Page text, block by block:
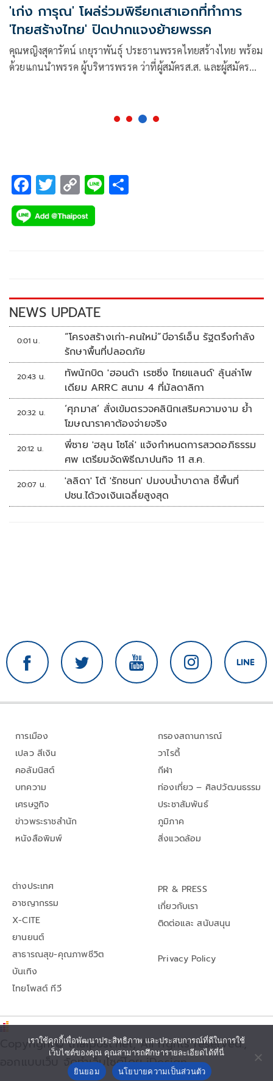
'เก่ง การุณ' โผล่ร่วมพิธียกเสาเอกที่ทำการ
'ไทยสร้างไทย' ปิดปากแจงย้ายพรรค
คุณหญิงสุดารัตน์ เกยุราพันธุ์ ประธานพรรคไทยสร้างไทย พร้อม
ด้วยแกนนำพรรค ผู้บริหารพรรค ว่าที่ผู้สมัคร​ส.ส.​ และผู้สมัคร​
F
ac
e
k
T
wi
tt
C
o
p
k
Li
NEWS UPDATE
0:01 น.
“โครงสร้างเก่า-คนใหม่”บีอาร์เอ็น รัฐตรึงกำลัง
รักษาพื้นที่ปลอดภัย
20:43 น.
ทัพนักบิด 'ฮอนด้า เรซซิ่ง ไทยแลนด์' ลุ้นล่าโพ
เดียม ARRC สนาม 4 ที่มัลดาลิกา
20:32 น.
‘ศุภมาส’ สั่งเข้มตรวจคลินิกเสริมความงาม ย้ำ
โฆษณาราคาต้องจ่ายจริง
20:12 น.
พี่ชาย 'ฮลุน โซโล่' แจ้งกำหนดการสวดอภิธรรม
ศพ เตรียมจัดพิธีฌาปนกิจ 11 ส.ค.
20:07 น.
'ลลิดา' โต้ 'รักชนก' ปมงบน้ำบาดาล ชี้พื้นที่
ปชน.ได้วงเงินเฉลี่ยสูงสุด
การเมือง
เปลว สีเงิน
คอลัมนิสต์
บทความ
เศรษฐกิจ
ข่าวพระราชสำนัก
หนังสือพิมพ์
กรองสถานการณ์
วาไรตี้
กีฬา
ท่องเที่ยว – ศิลปวัฒนธรรม
ประชาสัมพันธ์
ภูมิภาค
สิ่งแวดล้อม
ต่างประเทศ
อาชญากรรม
X-CITE
ยานยนต์
สาธารณสุข-คุณภาพชีวิต
บันเทิง
ไทยโพสต์ ทีวี
PR & PRESS
เกี่ยวกับเรา
ติดต่อและ สนับสนุน
Privacy Policy
Copyright© thaipost.net, All rights reserved.,
ออกแบบเว็บ จัดทำเว็บไซต์โดย iDesign
เราใช้คุกกี้เพื่อพัฒนาประสิทธิภาพ และประสบการณ์ที่ดีในการใช้
เว็บไซต์ของคุณ คุณสามารถศึกษารายละเอียดได้ที่นี่
ยินยอม
นโยบายความเป็นส่วนตัว